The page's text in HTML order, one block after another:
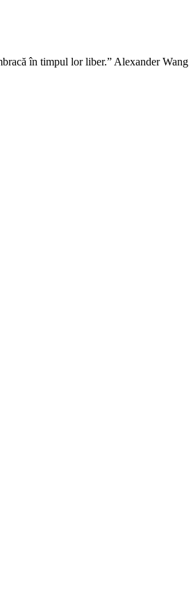
în timpul lor liber.” Alexander Wang